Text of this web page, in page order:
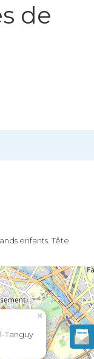
de
enfants. Tête
×
Tanguy